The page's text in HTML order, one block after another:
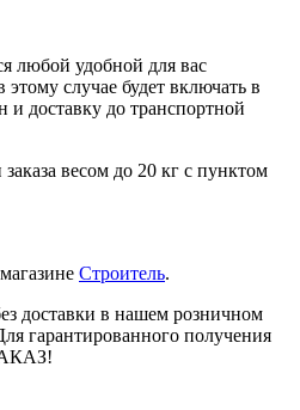
любой удобной для вас
случае будет включать в
доставку до транспортной
весом до 20 кг с пунктом
Строитель.
доставки в нашем розничном
гарантированного получения